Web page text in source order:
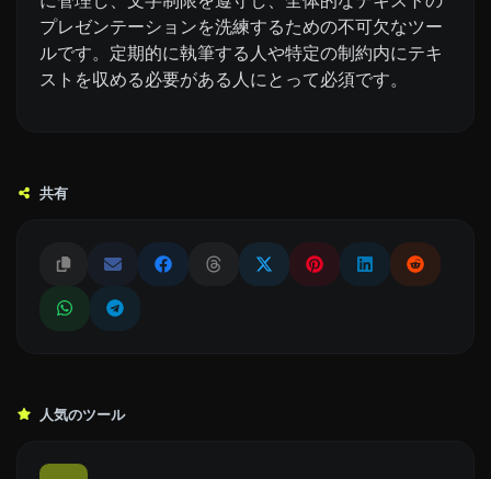
プレゼンテーションを洗練するための不可欠なツー
ルです。定期的に執筆する人や特定の制約内にテキ
ストを収める必要がある人にとって必須です。
共有
人気のツール